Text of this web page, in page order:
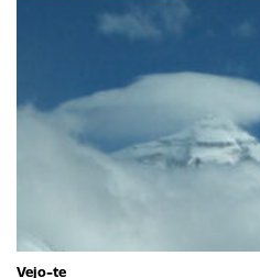
Vejo-te